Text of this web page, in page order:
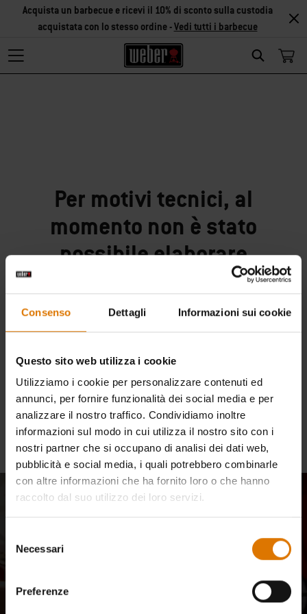
Consenso Dettagli Informazioni sui cookie
Questo sito web utilizza i cookie
Utilizziamo i cookie per personalizzare contenuti ed
annunci, per fornire funzionalità dei social media e per
analizzare il nostro traffico. Condividiamo inoltre
informazioni sul modo in cui utilizza il nostro sito con i
nostri partner che si occupano di analisi dei dati web,
pubblicità e social media, i quali potrebbero combinarle
con altre informazioni che ha fornito loro o che hanno
raccolto dal suo utilizzo dei loro servizi.
delNecessari
Preferenze
Search
Acquista un barbecue e ricevi il 10% di sconto sulla custodia
acquistata con lo stesso ordine -Vedi tutti i barbecue
Per motivi tecnici, al
momento non è stato
possibile elaborare
correttamente la tua
richiesta. Ci scusiamo per
qualsiasi inconveniente.
Continua gli acquisti
Entra a far parte della nostra
Aggiornamenti e-mail della nostra community di maestri del